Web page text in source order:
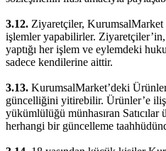
3.12. Ziyaretçiler, KurumsalMarket
işlemler yapabilirler.
yaptığı her işlem ve eylemdeki
sadece kendilerine aittir.
3.13. KurumsalMarket’deki
güncelliğini yitirebilir. Ürünler’e
yükümlülüğü münhasıran
herhangi bir güncelleme